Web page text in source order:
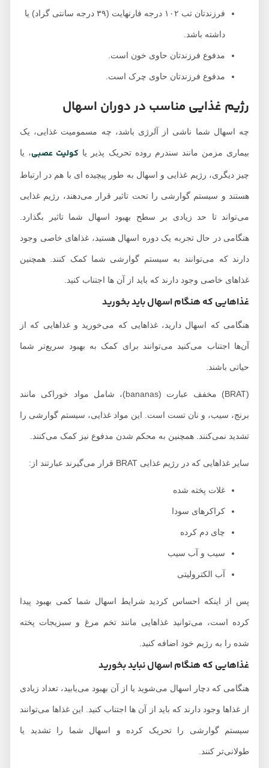
فرزندتان تب ۱۰۲ درجه فارنهایت (۳۹ درجه سانتی گراد) یا
داشته باشد.
مدفوع فرزندتان حاوی خون است.
مدفوع فرزندتان حاوی چرک است.
رژیم غذایی مناسب در دوران اسهال
چه اسهال شما ناشی از آلرژی باشد، چه مسمومیت غذایی، یک
بیماری مزمن مانند سندرم روده تحریک پذیر یاکولیت عصبی، یا
چیز دیگری، رژیم غذایی و اسهال به طور پیچیده ای با هم در ارتباط
هستند و سیستم گوارشی را تحت تاثیر قرار می‌دهند، رژیم غذایی
می‌تواند تا حد زیادی بر سطح بهبود اسهال شما تاثیر بگذارد.
هنگامی در حال تجربه یک دوره اسهال هستید، غذاهای خاصی وجود
دارند که می‌توانند به سیستم گوارشی شما کمک کنند. همچنین
غذاهای خاصی وجود دارند که باید از آن ها اجتناب کنید.
غذاهایی که هنگام اسهال باید بخورید
هنگامی که اسهال دارید، غذاهایی که می‌خورید و غذاهایی که از
آن‌ها اجتناب می‌کنید می‌توانند برای کمک به بهبود سریع‌تر شما
حیاتی باشند.
(BRAT) مخفف عبارت (bananas)، شامل مواد خوراکی مانند
برنج، سیب، و نان تست است. این مواد غذایی، سیستم گوارشی را
تشدید نمی‌کنند. همچنین به محکم شدن مدفوع نیز کمک می‌کنند.
سایر غذاهایی که در رژیم غذایی BRAT قرار می‌گیرند عبارتند از:
غلات پخته شده
کراکرهای سودا
چای دم کرده
سیب و آب سیب
آب الکترولیتی
پس از اینکه احساس کردید شرایط اسهال شما کمی بهبود پیدا
کرده است، می‌توانید غذاهایی مانند تخم مرغ و سبزیجات پخته
شده را به رژیم خود اضافه کنید.
غذاهایی که هنگام اسهال نباید بخورید
هنگامی که دچار اسهال می‌شوید یا از آن بهبود می‌یابید، تعداد زیادی
از غذاها وجود دارند که باید از آن ها اجتناب کنید. این غذاها می‌توانند
سیستم گوارشی را تحریک کرده و اسهال شما را تشدید یا
طولانی‌تر کنند.